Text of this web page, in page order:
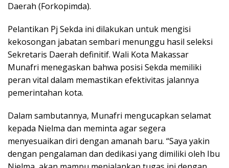
Daerah (Forkopimda).
Pelantikan Pj Sekda ini dilakukan untuk mengisi
kekosongan jabatan sembari menunggu hasil seleksi
Sekretaris Daerah definitif. Wali Kota Makassar
Munafri menegaskan bahwa posisi Sekda memiliki
peran vital dalam memastikan efektivitas jalannya
pemerintahan kota.
Dalam sambutannya, Munafri mengucapkan selamat
kepada Nielma dan meminta agar segera
menyesuaikan diri dengan amanah baru. “Saya yakin
dengan pengalaman dan dedikasi yang dimiliki oleh Ibu